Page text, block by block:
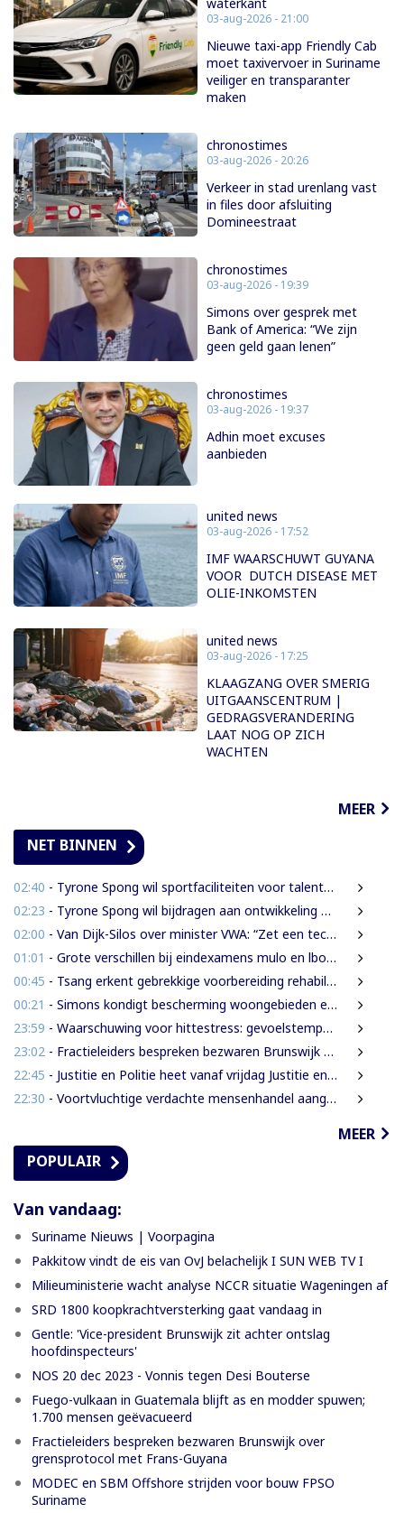
03-aug-2026 - 21:00
Nieuwe taxi-app Friendly Cab
moet taxivervoer in Suriname
veiliger en transparanter
maken
chronostimes
03-aug-2026 - 20:26
Verkeer in stad urenlang vast
in files door afsluiting
Domineestraat
chronostimes
03-aug-2026 - 19:39
Simons over gesprek met
Bank of America: “We zijn
geen geld gaan lenen”
chronostimes
03-aug-2026 - 19:37
Adhin moet excuses
aanbieden
united news
03-aug-2026 - 17:52
IMF WAARSCHUWT GUYANA
VOOR DUTCH DISEASE MET
OLIE-INKOMSTEN
united news
03-aug-2026 - 17:25
KLAAGZANG OVER SMERIG
UITGAANSCENTRUM |
GEDRAGSVERANDERING
LAAT NOG OP ZICH
WACHTEN
MEER
NET BINNEN
02:40 - Tyrone Spong wil sportfaciliteiten voor talentvolle Surinaamse jongeren
02:23 - Tyrone Spong wil bijdragen aan ontwikkeling Surinaamse jeugd
02:00 - Van Dijk-Silos over minister VWA: “Zet een technocraat die inzicht heeft in de volksgezondheid”
01:01 - Grote verschillen bij eindexamens mulo en lbo: STS-1 telt 174 afgewezen leerlingen
00:45 - Tsang erkent gebrekkige voorbereiding rehabilitatie Domineestraat
00:21 - Simons kondigt bescherming woongebieden en strengere aanpak illegale activiteiten aan
23:59 - Waarschuwing voor hittestress: gevoelstemperatuur in Suriname loopt op tot 38 graden
23:02 - Fractieleiders bespreken bezwaren Brunswijk over grensprotocol met Frans-Guyana
22:45 - Justitie en Politie heet vanaf vrijdag Justitie en Veiligheid
22:30 - Voortvluchtige verdachte mensenhandel aangehouden in Guyana en uitgeleverd aan Suriname
MEER
POPULAIR
Van vandaag:
Suriname Nieuws | Voorpagina
Pakkitow vindt de eis van OvJ belachelijk I SUN WEB TV I
Milieuministerie wacht analyse NCCR situatie Wageningen af
SRD 1800 koopkrachtversterking gaat vandaag in
Gentle: 'Vice-president Brunswijk zit achter ontslag
hoofdinspecteurs'
NOS 20 dec 2023 - Vonnis tegen Desi Bouterse
Fuego-vulkaan in Guatemala blijft as en modder spuwen;
1.700 mensen geëvacueerd
Fractieleiders bespreken bezwaren Brunswijk over
grensprotocol met Frans-Guyana
MODEC en SBM Offshore strijden voor bouw FPSO
Suriname